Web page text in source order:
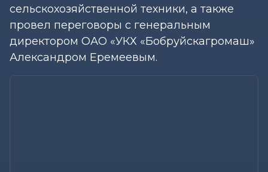
сельскохозяйственной техники, а также
провел переговоры с генеральным
директором ОАО «УКХ «Бобруйскагромаш»
Александром Еремеевым.